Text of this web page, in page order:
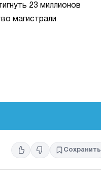
23 миллионов
магистрали
Сохранить